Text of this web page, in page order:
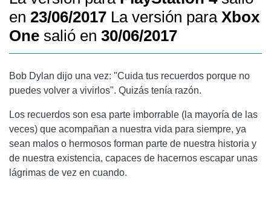
en 23/06/2017 La versión para Xbox
One salió en 30/06/2017
Bob Dylan dijo una vez: "Cuida tus recuerdos porque no
puedes volver a vivirlos". Quizás tenía razón.
Los recuerdos son esa parte imborrable (la mayoría de las
veces) que acompañan a nuestra vida para siempre, ya
sean malos o hermosos forman parte de nuestra historia y
de nuestra existencia, capaces de hacernos escapar unas
lágrimas de vez en cuando.